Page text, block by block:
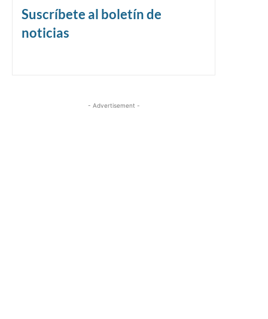
Suscríbete al boletín de
noticias
- Advertisement -